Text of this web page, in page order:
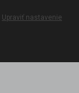
Upraviť nastavenie